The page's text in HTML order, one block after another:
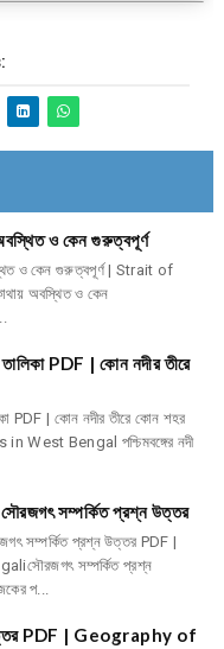
ও কেন গুরুত্বপূর্ণ
ও কেন গুরুত্বপূর্ণ | Strait of
অবস্থিত ও কেন
তালিকা PDF | কোন নদীর তীরে
PDF | কোন নদীর তীরে কোন শহর
West Bengal পশ্চিমবঙ্গের নদী
সম্পর্কিত প্রশ্ন উত্তর
সম্পর্কিত প্রশ্ন উত্তর PDF |
সম্পর্কিত প্রশ্ন
প...
উত্তর PDF | Geography of